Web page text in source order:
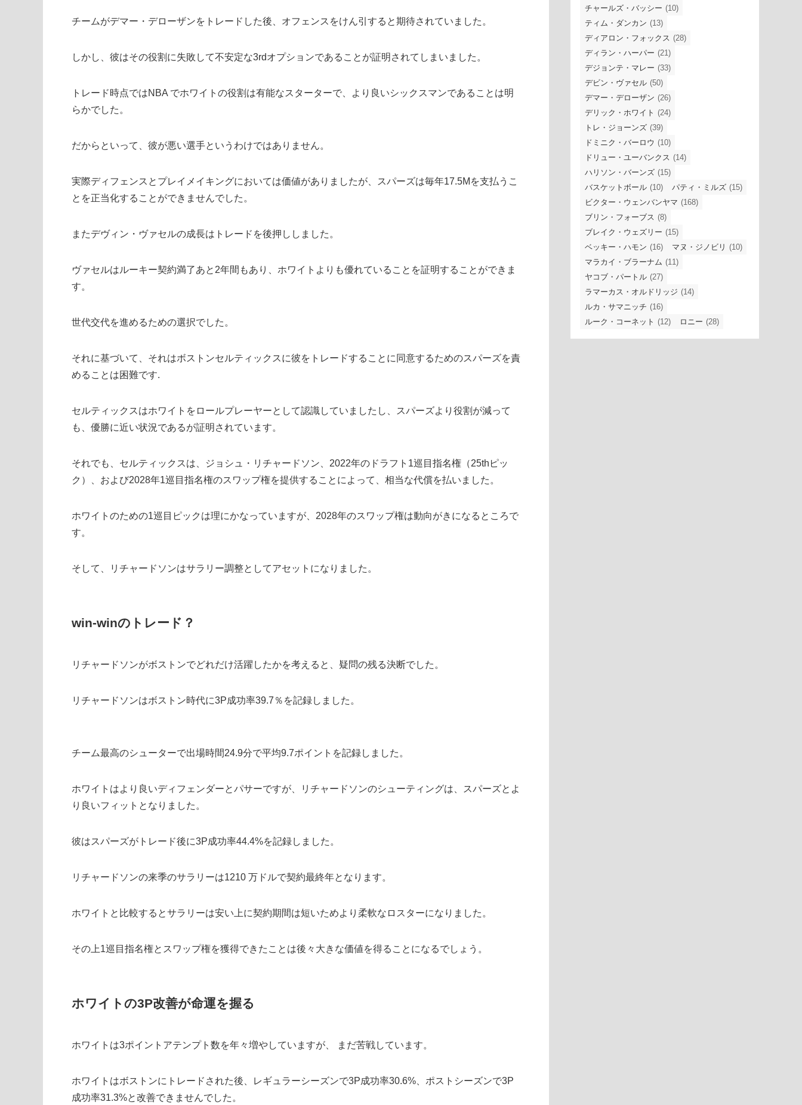
チームがデマー・デローザンをトレードした後、オフェンスをけん引すると期待されていました。
しかし、彼はその役割に失敗して不安定な3rdオプションであることが証明されてしまいました。
トレード時点ではNBA でホワイトの役割は有能なスターターで、より良いシックスマンであることは明
らかでした。
だからといって、彼が悪い選手というわけではありません。
実際ディフェンスとプレイメイキングにおいては価値がありましたが、スパーズは毎年17.5Mを支払うこ
とを正当化することができませんでした。
またデヴィン・ヴァセルの成長はトレードを後押ししました。
ヴァセルはルーキー契約満了あと2年間もあり、ホワイトよりも優れていることを証明することができま
す。
世代交代を進めるための選択でした。
それに基づいて、それはボストンセルティックスに彼をトレードすることに同意するためのスパーズを責
めることは困難です.
セルティックスはホワイトをロールプレーヤーとして認識していましたし、スパーズより役割が減って
も、優勝に近い状況であるが証明されています。
それでも、セルティックスは、ジョシュ・リチャードソン、2022年のドラフト1巡目指名権（25thピッ
ク）、および2028年1巡目指名権のスワップ権を提供することによって、相当な代償を払いました。
ホワイトのための1巡目ピックは理にかなっていますが、2028年のスワップ権は動向がきになるところで
す。
そして、リチャードソンはサラリー調整としてアセットになりました。
win-winのトレード？
リチャードソンがボストンでどれだけ活躍したかを考えると、疑問の残る決断でした。
リチャードソンはボストン時代に3P成功率39.7％を記録しました。
チーム最高のシューターで出場時間24.9分で平均9.7ポイントを記録しました。
ホワイトはより良いディフェンダーとパサーですが、リチャードソンのシューティングは、スパーズとよ
り良いフィットとなりました。
彼はスパーズがトレード後に3P成功率44.4%を記録しました。
リチャードソンの来季のサラリーは1210 万ドルで契約最終年となります。
ホワイトと比較するとサラリーは安い上に契約期間は短いためより柔軟なロスターになりました。
その上1巡目指名権とスワップ権を獲得できたことは後々大きな価値を得ることになるでしょう。
ホワイトの3P改善が命運を握る
ホワイトは3ポイントアテンプト数を年々増やしていますが、 まだ苦戦しています。
ホワイトはボストンにトレードされた後、レギュラーシーズンで3P成功率30.6%、ポストシーズンで3P
成功率31.3%と改善できませんでした。
チャールズ・バッシー (10)
ティム・ダンカン (13)
ディアロン・フォックス (28)
ディラン・ハーパー (21)
デジョンテ・マレー (33)
デビン・ヴァセル (50)
デマー・デローザン (26)
デリック・ホワイト (24)
トレ・ジョーンズ (39)
ドミニク・バーロウ (10)
ドリュー・ユーバンクス (14)
ハリソン・バーンズ (15)
バスケットボール (10) パティ・ミルズ (15)
ビクター・ウェンバンヤマ (168)
ブリン・フォーブス (8)
ブレイク・ウェズリー (15)
ベッキー・ハモン (16) マヌ・ジノビリ (10)
マラカイ・ブラーナム (11)
ヤコブ・パートル (27)
ラマーカス・オルドリッジ (14)
ルカ・サマニッチ (16)
ルーク・コーネット (12) ロニー (28)